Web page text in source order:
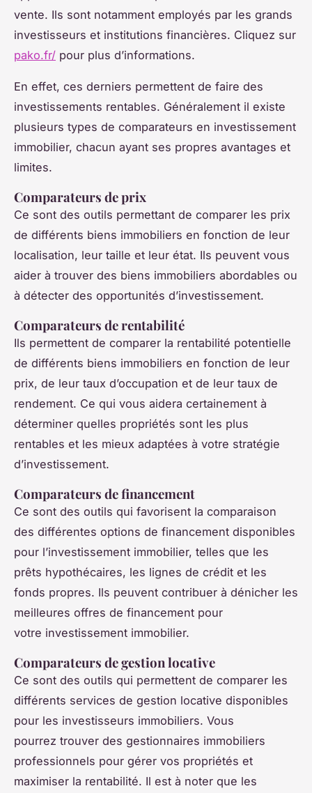
vente. Ils sont notamment employés par les grands
investisseurs et institutions financières. Cliquez sur
pako.fr/ pour plus d’informations.
En effet, ces derniers permettent de faire des
investissements rentables. Généralement il existe
plusieurs types de comparateurs en investissement
immobilier, chacun ayant ses propres avantages et
limites.
Comparateurs de prix
Ce sont des outils permettant de comparer les prix
de différents biens immobiliers en fonction de leur
localisation, leur taille et leur état. Ils peuvent vous
aider à trouver des biens immobiliers abordables ou
à détecter des opportunités d’investissement.
Comparateurs de rentabilité
Ils permettent de comparer la rentabilité potentielle
de différents biens immobiliers en fonction de leur
prix, de leur taux d’occupation et de leur taux de
rendement. Ce qui vous aidera certainement à
déterminer quelles propriétés sont les plus
rentables et les mieux adaptées à votre stratégie
d’investissement.
Comparateurs de financement
Ce sont des outils qui favorisent la comparaison
des différentes options de financement disponibles
pour l’investissement immobilier, telles que les
prêts hypothécaires, les lignes de crédit et les
fonds propres. Ils peuvent contribuer à dénicher les
meilleures offres de financement pour
votre investissement immobilier.
Comparateurs de gestion locative
Ce sont des outils qui permettent de comparer les
différents services de gestion locative disponibles
pour les investisseurs immobiliers. Vous
pourrez trouver des gestionnaires immobiliers
professionnels pour gérer vos propriétés et
maximiser la rentabilité. Il est à noter que les